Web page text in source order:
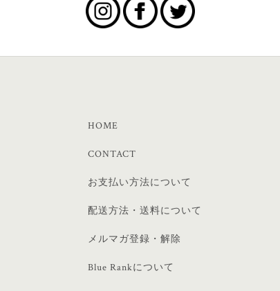
HOME
CONTACT
お支払い方法について
配送方法・送料について
メルマガ登録・解除
Blue Rankについて